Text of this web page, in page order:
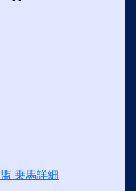
乗馬詳細